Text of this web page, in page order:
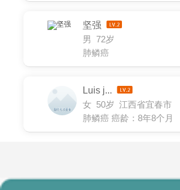
坚强
男 72岁
肺鳞癌
Luis j...
女 50岁 江西省宜春市
肺鳞癌 癌龄：8年8个月